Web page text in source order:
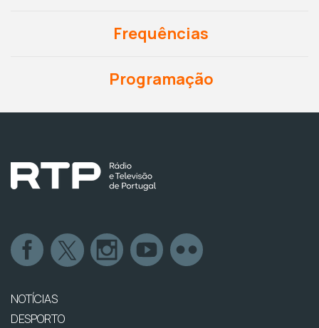
Frequências
Programação
NOTÍCIAS
DESPORTO